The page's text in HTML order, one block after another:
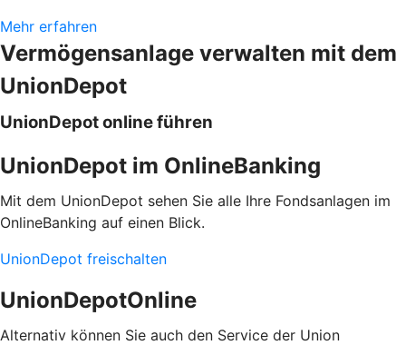
Mehr erfahren
Vermögensanlage verwalten mit dem
UnionDepot
UnionDepot online führen
UnionDepot im OnlineBanking
Mit dem UnionDepot sehen Sie alle Ihre Fondsanlagen im
OnlineBanking auf einen Blick.
UnionDepot freischalten
UnionDepotOnline
Alternativ können Sie auch den Service der Union